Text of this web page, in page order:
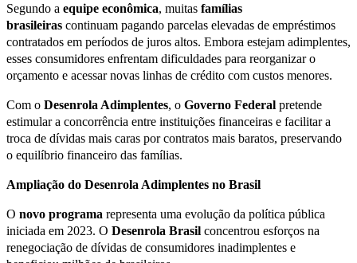
Segundo a equipe econômica, muitas famílias
brasileiras continuam pagando parcelas elevadas de empréstimos
contratados em períodos de juros altos. Embora estejam adimplentes,
esses consumidores enfrentam dificuldades para reorganizar o
orçamento e acessar novas linhas de crédito com custos menores.
Com o Desenrola Adimplentes, o Governo Federal pretende
estimular a concorrência entre instituições financeiras e facilitar a
troca de dívidas mais caras por contratos mais baratos, preservando
o equilíbrio financeiro das famílias.
Ampliação do Desenrola Adimplentes no Brasil
O novo programa representa uma evolução da política pública
iniciada em 2023. O Desenrola Brasil concentrou esforços na
renegociação de dívidas de consumidores inadimplentes e